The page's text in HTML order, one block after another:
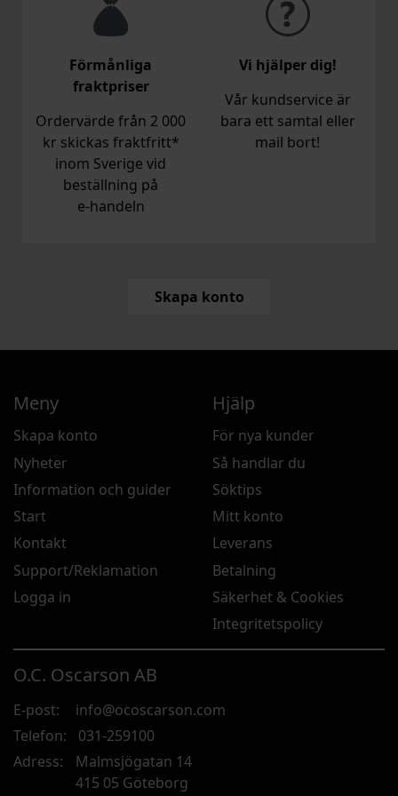
Förmånliga
fraktpriser
Ordervärde från 2 000
kr skickas fraktfritt*
inom Sverige vid
beställning på
e‑handeln
Vi hjälper dig!
Vår kundservice är
bara ett samtal eller
mail bort!
Skapa konto
O.C. Oscarson AB
E-post:
info@ocoscarson.com
Telefon:
031-259100
Adress:
Malmsjögatan 14
415 05 Göteborg
Meny
Skapa konto
Nyheter
Information och guider
Start
Kontakt
Support/Reklamation
Logga in
Hjälp
För nya kunder
Så handlar du
Söktips
Mitt konto
Leverans
Betalning
Säkerhet & Cookies
Integritetspolicy